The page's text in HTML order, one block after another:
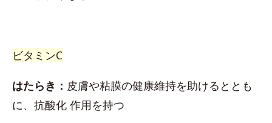
ビタミンC
はたらき： 皮膚や粘膜の健康維持を助けるととも
に、抗酸化 作用を持つ